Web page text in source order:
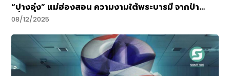
“ปางอุ๋ง” แม่ฮ่องสอน ความงามใต้พระบารมี จากป่า
เสื่อมโทรมสู่ “สวิตเซอร์แลนด์เมืองไทย” สุดปัง
08/12/2025